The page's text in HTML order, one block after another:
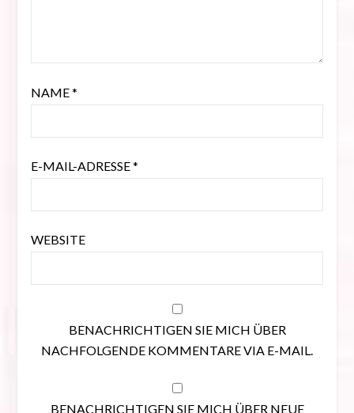
NAME*
E-MAIL-ADRESSE*
WEBSITE
BENACHRICHTIGEN SIE MICH ÜBER
NACHFOLGENDE KOMMENTARE VIA E-MAIL.
BENACHRICHTIGEN SIE MICH ÜBER NEUE